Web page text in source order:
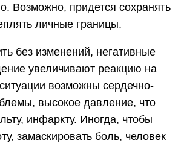
Возможно, придется сохранять
личные границы.
без изменений, негативные
увеличивают реакцию на
возможны сердечно-
высокое давление, что
инфаркту. Иногда, чтобы
замаскировать боль, человек